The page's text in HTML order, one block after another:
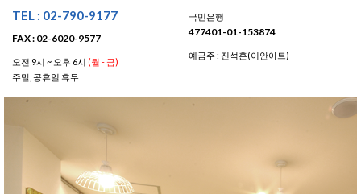
TEL : 02-790-9177
FAX : 02-6020-9577
오전 9시 ~ 오후 6시 (월 - 금)
주말, 공휴일 휴무
국민은행
477401-01-153874
예금주 : 진석훈(이안아트)